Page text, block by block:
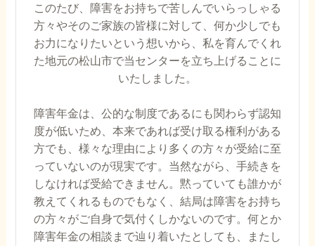
このたび、障害をお持ちで苦しんでいらっしゃる
方々やそのご家族の皆様に対して、何か少しでも
お力になりたいという想いから、私を育んでくれ
た地元の松山市で当センターを立ち上げることに
いたしました。
障害年金は、公的な制度であるにも関わらず認知
度が低いため、本来であれば受け取る権利がある
方でも、様々な理由により多くの方々が受給に至
っていないのが現実です。当然ながら、手続きを
しなければ受給できません。黙っていても誰かが
教えてくれるものでもなく、結局は障害をお持ち
の方々がご自身で気付くしかないのです。何とか
障害年金の相談まで辿り着いたとしても、またし